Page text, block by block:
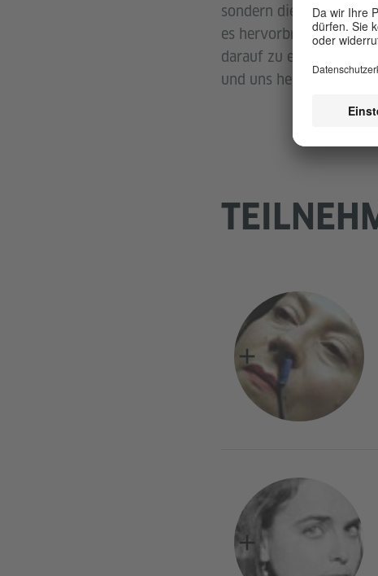
sondern die
es hervorbringt.
darauf zu entwickeln,
und uns hegemonialen